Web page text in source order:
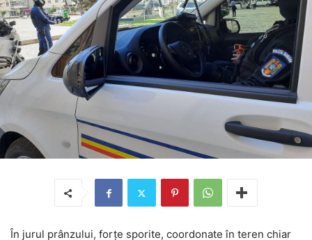
În jurul prânzului, forțe sporite, coordonate în teren chiar